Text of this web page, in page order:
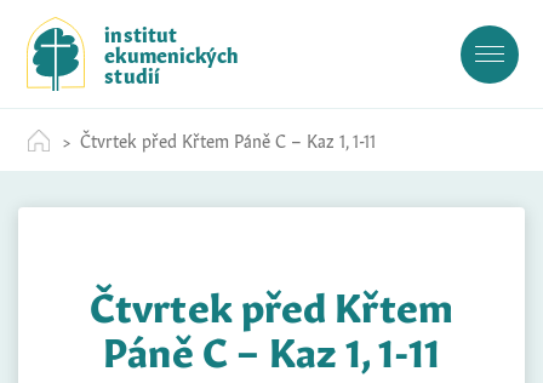
c
institut
ekumenických
studií
Čtvrtek před Křtem Páně C – Kaz 1, 1-11
Čtvrtek před Křtem
Páně C – Kaz 1, 1-11